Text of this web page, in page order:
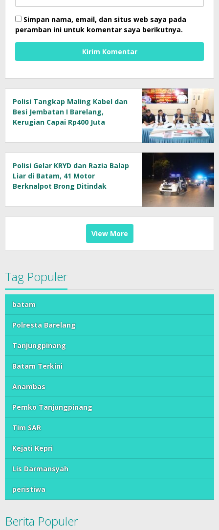
Simpan nama, email, dan situs web saya pada
peramban ini untuk komentar saya berikutnya.
Polisi Tangkap Maling Kabel dan
Besi Jembatan I Barelang,
Kerugian Capai Rp400 Juta
Polisi Gelar KRYD dan Razia Balap
Liar di Batam, 41 Motor
Berknalpot Brong Ditindak
View More
Tag Populer
batam
Polresta Barelang
Tanjungpinang
Batam Terkini
Anambas
Pemko Tanjungpinang
Tim SAR
Kejati Kepri
Lis Darmansyah
peristiwa
Berita Populer